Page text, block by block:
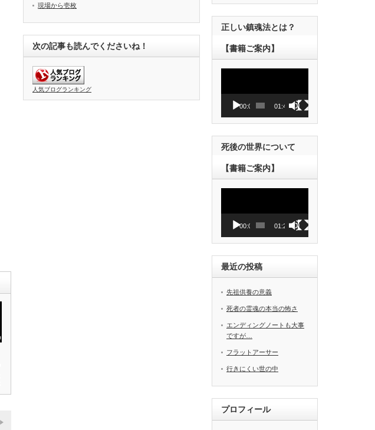
現場から壱枚
次の記事も読んでくださいね！
人気ブログランキング
ー
正しい鎮魂法とは？
【書籍ご案内】
ヤ
ー
00:00 01:43
死後の世界について
【書籍ご案内】
ヤ
ー
00:00 01:27
最近の投稿
先祖供養の意義
死者の霊魂の本当の怖さ
エンディングノートも大事
ですが…
フラットアーサー
行きにくい世の中
プロフィール